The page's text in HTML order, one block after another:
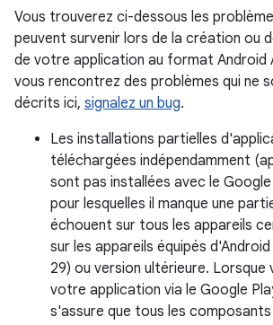
Vous trouverez ci-dessous les
peuvent survenir lors de la création ou
de votre application au format Android
vous rencontrez des problèmes qui ne
décrits ici, signalez un bug.
Les installations partielles
téléchargées indépendamment
sont pas installées avec le
pour lesquelles il manque une
échouent sur tous les appareils
sur les appareils équipés
29) ou version ultérieure. Lorsque
votre application via le Google
s'assure que tous les